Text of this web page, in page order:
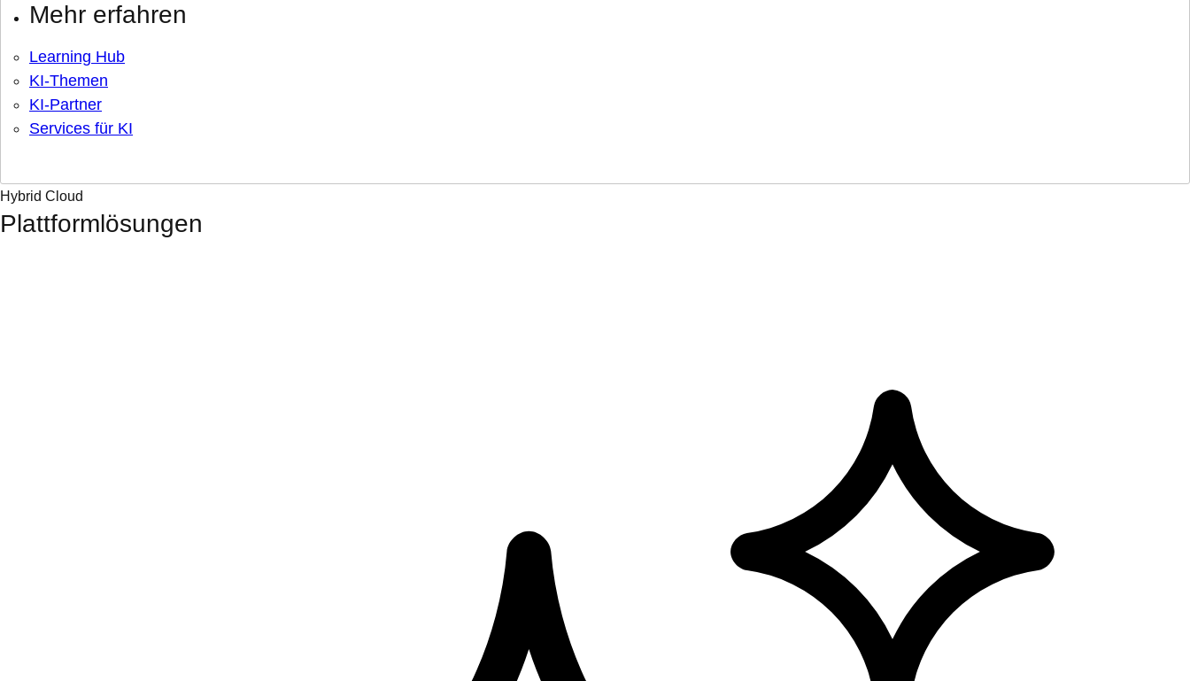
Mehr erfahren
Learning Hub
KI-Themen
KI-Partner
Services für KI
Hybrid Cloud
Plattformlösungen